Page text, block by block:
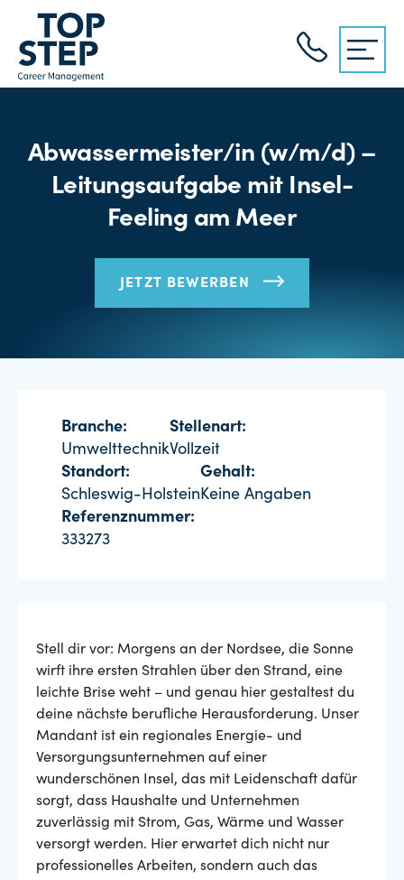
Abwassermeister/in (w/m/d) –
Leitungsaufgabe mit Insel-
Feeling am Meer
JETZT BEWERBEN
Branche:
Umwelttechnik
Stellenart:
Vollzeit
Standort:
Schleswig-Holstein
Gehalt:
Keine Angaben
Referenznummer:
333273
Stell dir vor: Morgens an der Nordsee, die Sonne
wirft ihre ersten Strahlen über den Strand, eine
leichte Brise weht – und genau hier gestaltest du
deine nächste berufliche Herausforderung. Unser
Mandant ist ein regionales Energie- und
Versorgungsunternehmen auf einer
wunderschönen Insel, das mit Leidenschaft dafür
sorgt, dass Haushalte und Unternehmen
zuverlässig mit Strom, Gas, Wärme und Wasser
versorgt werden. Hier erwartet dich nicht nur
professionelles Arbeiten, sondern auch das